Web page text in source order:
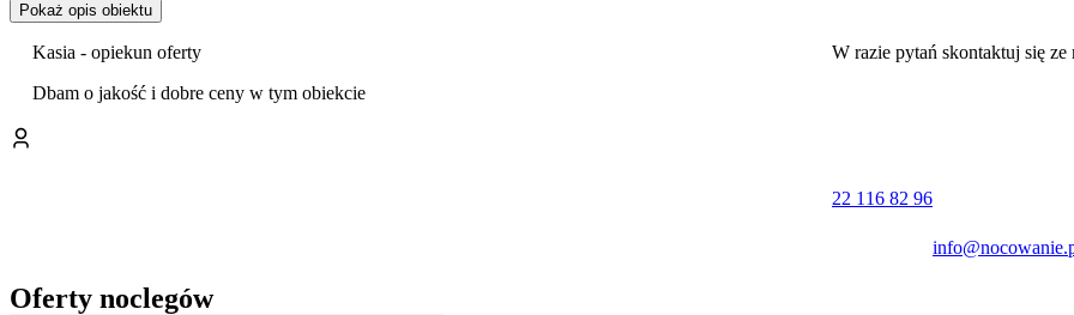
Goście w swoich opiniach szczególnie wysoko oceniają czystość obiektu oraz profesjonalizm i życzliwość personelu.
Położenie pensjonatu sprzyja aktywnemu wypoczynkowi. W pobliżu przebiegają liczne ścieżki rowerowe, a także znajdują się siłownie
plenerowe i wypożyczalnie rowerów. Obiekt zapewnia
W bezpośrednim sąsiedztwie budynku działa jadłodajnia serwująca domowe obiady, a w niewielkiej odległości zlokalizowane są również
znaną z mniejszego zatłoczenia. Niewiele dalej zlokalizowane są takie atrakcje jak Molo w Kołobrzegu, historyczna Latarnia Morska oraz
Pokaż opis obiektu
Kasia - opiekun oferty
Dbam o jakość i dobre ceny w tym obiekcie
W razie pytań skontaktuj się ze
22 116 82 96
Oferty noclegów